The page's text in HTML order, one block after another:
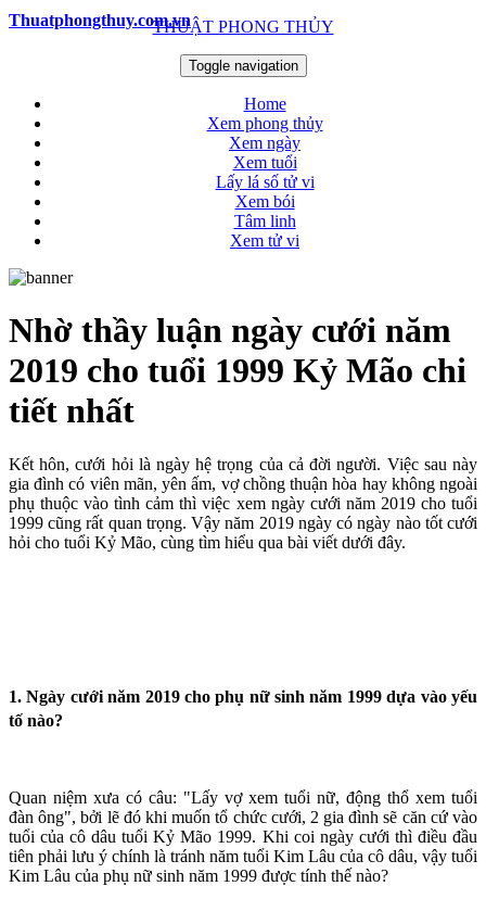
THUẬT PHONG THỦY
Thuatphongthuy.com.vn
Toggle navigation
Home
Xem phong thủy
Xem ngày
Xem tuổi
Lấy lá số tử vi
Xem bói
Tâm linh
Xem tử vi
Nhờ thầy luận ngày cưới năm
2019 cho tuổi 1999 Kỷ Mão chi
tiết nhất
Kết hôn, cưới hỏi là ngày hệ trọng của cả đời người. Việc sau này
gia đình có viên mãn, yên ấm, vợ chồng thuận hòa hay không ngoài
phụ thuộc vào tình cảm thì việc xem ngày cưới năm 2019 cho tuổi
1999 cũng rất quan trọng. Vậy năm 2019 ngày có ngày nào tốt cưới
hỏi cho tuổi Kỷ Mão, cùng tìm hiểu qua bài viết dưới đây.
1. Ngày cưới năm 2019 cho phụ nữ sinh năm 1999 dựa vào yếu
tố nào?
Quan niệm xưa có câu: "Lấy vợ xem tuổi nữ, động thổ xem tuổi
đàn ông", bởi lẽ đó khi muốn tổ chức cưới, 2 gia đình sẽ căn cứ vào
tuổi của cô dâu tuổi Kỷ Mão 1999. Khi coi ngày cưới thì điều đầu
tiên phải lưu ý chính là tránh năm tuổi Kim Lâu của cô dâu, vậy tuổi
Kim Lâu của phụ nữ sinh năm 1999 được tính thế nào?